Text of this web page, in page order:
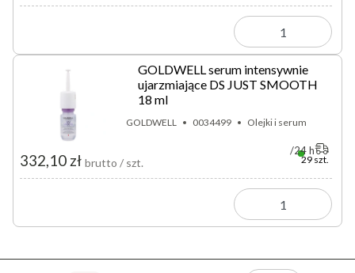
GOLDWELL serum intensywnie
ujarzmiające DS JUST SMOOTH
18 ml
GOLDWELL 0034499 Olejki i serum
332,10 zł brutto / szt. 29 szt.
24 h